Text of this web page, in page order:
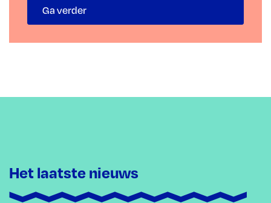
Ga verder
Het laatste nieuws